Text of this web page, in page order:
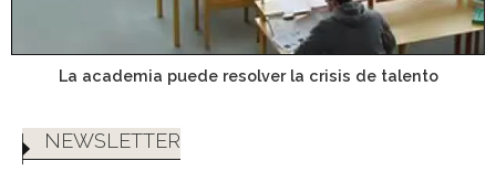
La academia puede resolver la crisis de talento
NEWSLETTER